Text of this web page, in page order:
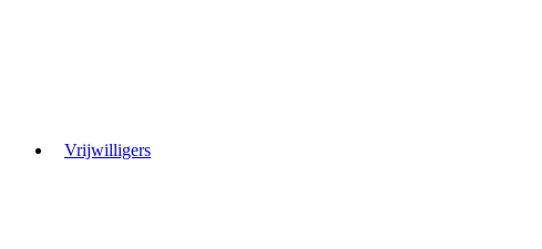
Vrijwilligers